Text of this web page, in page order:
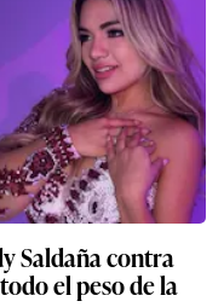
Saldaña contra
el peso de la